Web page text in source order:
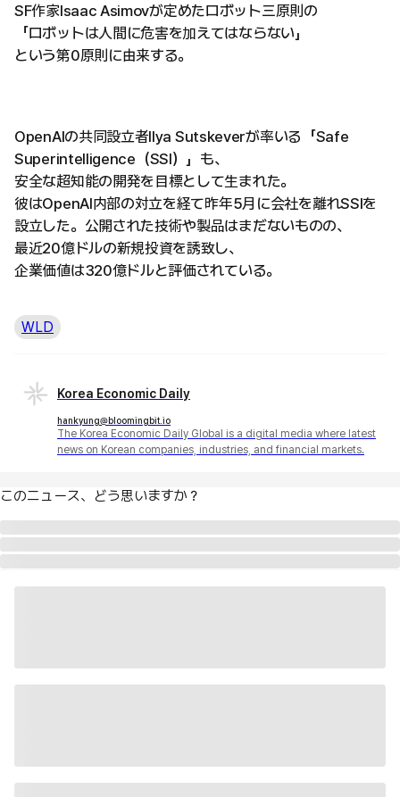
SF作家Isaac Asimovが定めたロボット三原則の
「ロボットは人間に危害を加えてはならない」
という第0原則に由来する。
OpenAIの共同設立者Ilya Sutskeverが率いる「Safe
Superintelligence（SSI）」も、
安全な超知能の開発を目標として生まれた。
彼はOpenAI内部の対立を経て昨年5月に会社を離れSSIを
設立した。公開された技術や製品はまだないものの、
最近20億ドルの新規投資を誘致し、
企業価値は320億ドルと評価されている。
WLD
Korea Economic Daily
hankyung@bloomingbit.io
The Korea Economic Daily Global is a digital media where latest
news on Korean companies, industries, and financial markets.
このニュース、どう思いますか？